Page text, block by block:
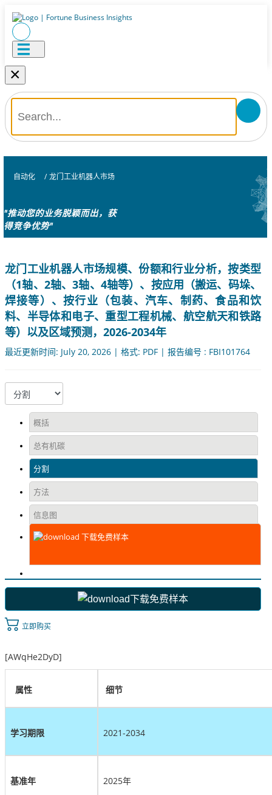
×
自动化 / 龙门工业机器人市场
"推动您的业务脱颖而出，获
得竞争优势"
龙门工业机器人市场规模、份额和行业分析，按类型
（1轴、2轴、3轴、4轴等）、按应用（搬运、码垛、
焊接等）、按行业（包装、汽车、制药、食品和饮
料、半导体和电子、重型工程机械、航空航天和铁路
等）以及区域预测，2026-2034年
最近更新时间: July 20, 2026 | 格式: PDF | 报告编号 : FBI101764
概括
总有机碳
分割
方法
信息图
下载免费样本
下载免费样本
立即购买
[AWqHe2DyD]
属性 细节
学习期限 2021-2034
基准年 2025年